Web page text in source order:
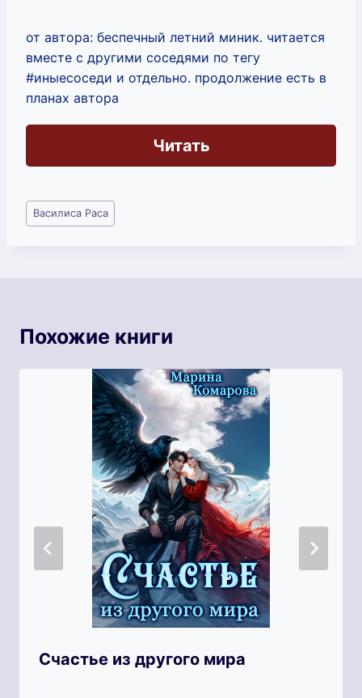
от автора: беспечный летний миник. читается
вместе с другими соседями по тегу
#иныесоседи и отдельно. продолжение есть в
планах автора
Читать
Метки
записи:
Василиса Раса
Похожие книги
Счастье из другого мира